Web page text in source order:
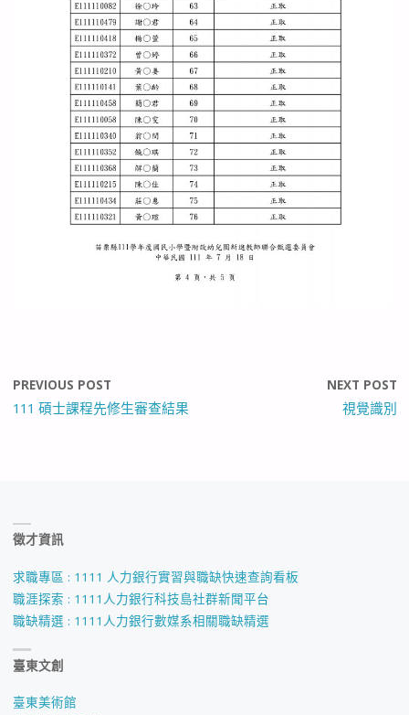
PREVIOUS POST
111 碩士課程先修生審查結果
NEXT POST
視覺識別
徵才資訊
求職專區 : 1111 人力銀行實習與職缺快速查詢看板
職涯探索 : 1111人力銀行科技島社群新聞平台
職缺精選 : 1111人力銀行數媒系相關職缺精選
臺東文創
臺東美術館